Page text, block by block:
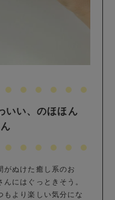
いい、のほほん
がぬけた癒し系のお
にはぐっときそう。
もより楽しい気分にな